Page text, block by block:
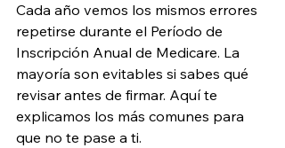
Cada año vemos los mismos errores
repetirse durante el Período de
Inscripción Anual de Medicare. La
mayoría son evitables si sabes qué
revisar antes de firmar. Aquí te
explicamos los más comunes para
que no te pase a ti.